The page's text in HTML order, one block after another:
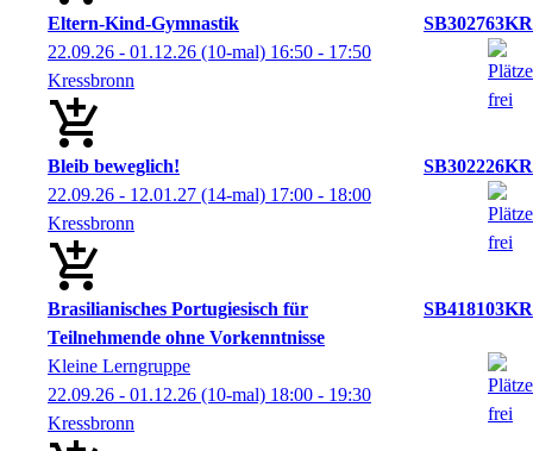
Eltern-Kind-Gymnastik
SB302763KR
22.09.26 - 01.12.26 (10-mal) 16:50 - 17:50
Kressbronn
Bleib beweglich!
SB302226KR
22.09.26 - 12.01.27 (14-mal) 17:00 - 18:00
Kressbronn
Brasilianisches Portugiesisch für
Teilnehmende ohne Vorkenntnisse
SB418103KR
Kleine Lerngruppe
22.09.26 - 01.12.26 (10-mal) 18:00 - 19:30
Kressbronn